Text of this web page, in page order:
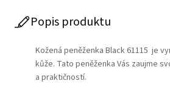
Popis produktu
Kožená peněženka Black 61115 je
kůže. Tato peněženka Vás zaujme
a praktičností.